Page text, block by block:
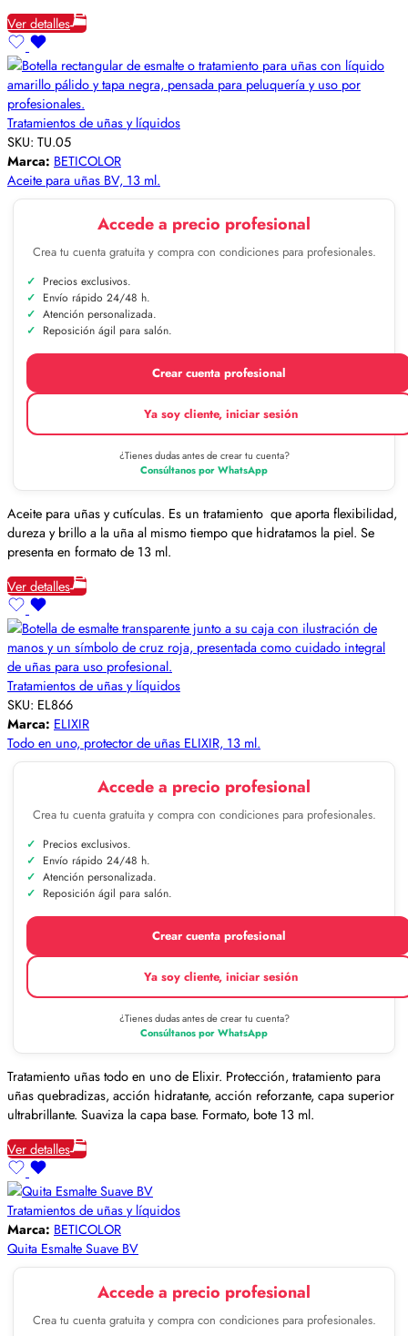
Ver detalles
Tratamientos de uñas y líquidos
SKU: TU.05
Marca: BETICOLOR
Aceite para uñas BV, 13 ml.
Accede a precio profesional
Crea tu cuenta gratuita y compra con condiciones para profesionales.
Precios exclusivos.
Envío rápido 24/48 h.
Atención personalizada.
Reposición ágil para salón.
Crear cuenta profesional
Ya soy cliente, iniciar sesión
¿Tienes dudas antes de crear tu cuenta?
Consúltanos por WhatsApp
Aceite para uñas y cutículas. Es un tratamiento que aporta flexibilidad,
dureza y brillo a la uña al mismo tiempo que hidratamos la piel. Se
presenta en formato de 13 ml.
Ver detalles
Tratamientos de uñas y líquidos
SKU: EL866
Marca: ELIXIR
Todo en uno, protector de uñas ELIXIR, 13 ml.
Accede a precio profesional
Crea tu cuenta gratuita y compra con condiciones para profesionales.
Precios exclusivos.
Envío rápido 24/48 h.
Atención personalizada.
Reposición ágil para salón.
Crear cuenta profesional
Ya soy cliente, iniciar sesión
¿Tienes dudas antes de crear tu cuenta?
Consúltanos por WhatsApp
Tratamiento uñas todo en uno de Elixir. Protección, tratamiento para
uñas quebradizas, acción hidratante, acción reforzante, capa superior
ultrabrillante. Suaviza la capa base. Formato, bote 13 ml.
Ver detalles
Tratamientos de uñas y líquidos
Marca: BETICOLOR
Quita Esmalte Suave BV
Accede a precio profesional
Crea tu cuenta gratuita y compra con condiciones para profesionales.